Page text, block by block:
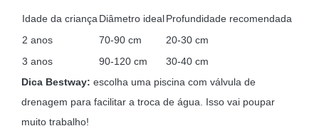
Idade da criança Diâmetro idealProfundidade recomendada
2 anos
70-90 cm
20-30 cm
3 anos
90-120 cm
30-40 cm
Dica Bestway: escolha uma piscina com válvula de
drenagem para facilitar a troca de água. Isso vai poupar
muito trabalho!